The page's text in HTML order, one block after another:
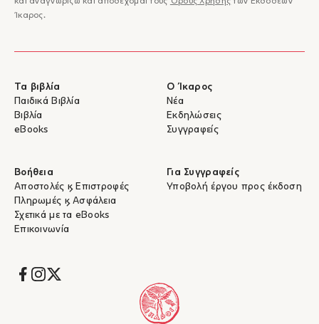
Ίκαρος.
Τα βιβλία
Παιδικά Βιβλία
Βιβλία
eBooks
Ο Ίκαρος
Νέα
Εκδηλώσεις
Συγγραφείς
Βοήθεια
Αποστολές & Επιστροφές
Πληρωμές & Ασφάλεια
Σχετικά με τα eBooks
Επικοινωνία
Για Συγγραφείς
Υποβολή έργου προς έκδοση
Socials